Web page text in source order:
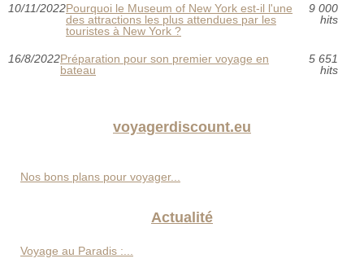
10/11/2022Pourquoi le Museum of New York est-il l'une
des attractions les plus attendues par les
touristes à New York ?
9 000
hits
16/8/2022Préparation pour son premier voyage en
bateau
5 651
hits
voyagerdiscount.eu
Nos bons plans pour voyager...
Actualité
Voyage au Paradis :...